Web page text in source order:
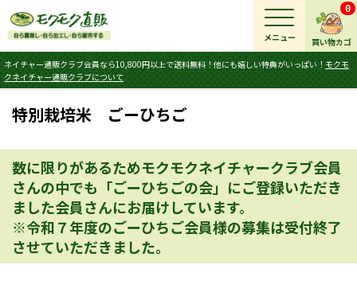
買い物カゴ
0
ネイチャー通販クラブ会員なら10,800円以上で送料無料！他にも嬉しい特典がいっぱい！ モクモ
クネイチャー通販クラブについて
メニュー
特別栽培米 ごーひちご
数に限りがあるためモクモクネイチャークラブ会員
さんの中でも「ごーひちごの会」にご登録いただき
ました会員さんにお届けしています。
※令和７年度のごーひちご会員様の募集は受付終了
させていただきました。